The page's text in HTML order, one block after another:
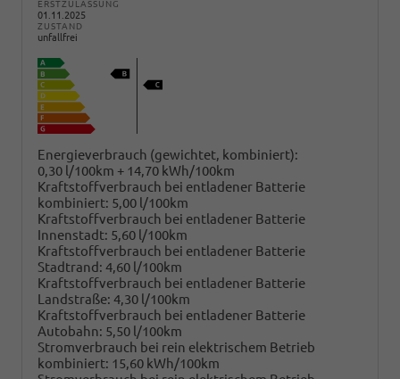
ERSTZULASSUNG
01.11.2025
ZUSTAND
unfallfrei
Energieverbrauch (gewichtet, kombiniert):
0,30 l/100km + 14,70 kWh/100km
Kraftstoffverbrauch bei entladener Batterie
kombiniert: 5,00 l/100km
Kraftstoffverbrauch bei entladener Batterie
Innenstadt: 5,60 l/100km
Kraftstoffverbrauch bei entladener Batterie
Stadtrand: 4,60 l/100km
Kraftstoffverbrauch bei entladener Batterie
Landstraße: 4,30 l/100km
Kraftstoffverbrauch bei entladener Batterie
Autobahn: 5,50 l/100km
Stromverbrauch bei rein elektrischem Betrieb
kombiniert: 15,60 kWh/100km